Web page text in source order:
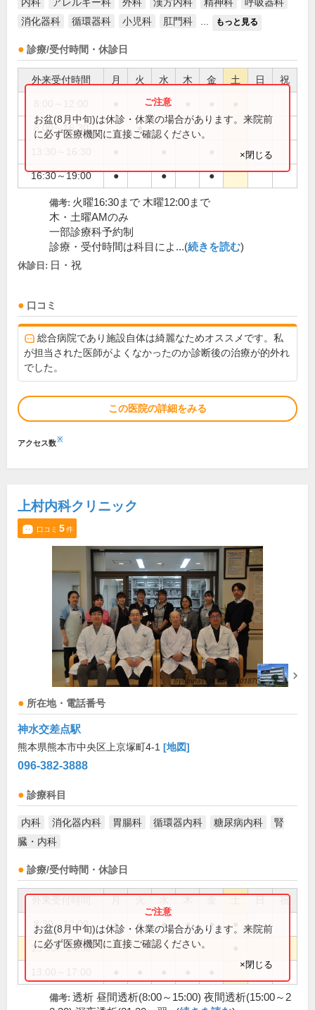
消化器科
循環器科 小児科 肛門科 もっと見る
診療/受付時間・休診日
外来受付時間 月 火 水 木 金 土 日 祝
●
8:00～16:30 ●
16:30～19:00 ● ● ●
お盆(8月中旬)は休診・休業の場合があります。来院前
に必ず医療機関に直接ご確認ください。
×閉じる
備考: 火曜16:30まで 木曜12:00まで
木・土曜AMのみ
一部診療科予約制
診療・受付時間は科目によ...(続きを読む)
休診日: 日・祝
口コミ
総合病院であり施設自体は綺麗なためオススメです。私
が担当された医師がよくなかったのか診断後の治療が的外れ
でした。
この医院の詳細をみる
アクセス数※
上村内科クリニック
口コミ 5件
所在地・電話番号
神水交差点駅
熊本県熊本市中央区上京塚町4-1 [地図]
096-382-3888
診療科目
内科 消化器内科 胃腸科 循環器内科 糖尿病内科
腎
臓・内科
診療/受付時間・休診日
祝
8:30～12:00 ● ● ● ● ●
13:00～14:30
お盆(8月中旬)は休診・休業の場合があります。来院前
に必ず医療機関に直接ご確認ください。
×閉じる
備考: 透析 昼間透析(8:00～15:00) 夜間透析(15:00～2